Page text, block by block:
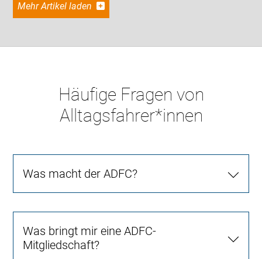
Mehr Artikel laden
Häufige Fragen von
Alltagsfahrer*innen
Was macht der ADFC?
Was bringt mir eine ADFC-
Mitgliedschaft?